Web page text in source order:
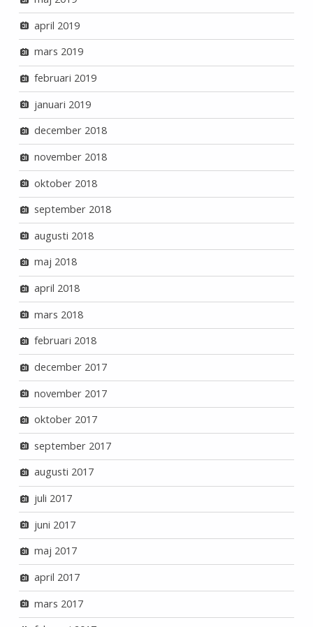
april 2019
mars 2019
februari 2019
januari 2019
december 2018
november 2018
oktober 2018
september 2018
augusti 2018
maj 2018
april 2018
mars 2018
februari 2018
december 2017
november 2017
oktober 2017
september 2017
augusti 2017
juli 2017
juni 2017
maj 2017
april 2017
mars 2017